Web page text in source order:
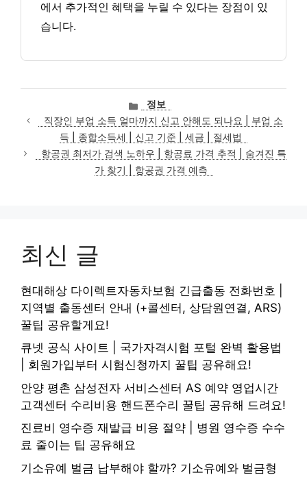
에서 추가적인 혜택을 누릴 수 있다는 장점이 있
습니다.
카
테
고
리
정보
직장인 부업 소득 얼마까지 신고 안해도 되나요 | 부업 소
득 | 종합소득세 | 신고 기준 | 세금 | 절세법
항공권 최저가 검색 노하우 | 항공료 가격 추적 | 숨겨진 특
가 찾기 | 항공권 가격 예측
최신 글
현대해상 다이렉트자동차보험 긴급출동 전화번호 |
지역별 출동센터 안내 (+콜센터, 상담원연결, ARS)
꿀팁 공유할게요!
큐넷 공식 사이트 | 국가자격시험 포털 완벽 활용법
| 회원가입부터 시험신청까지 꿀팁 공유해요!
안양 평촌 삼성전자 서비스센터 AS 예약 영업시간
고객센터 수리비용 핸드폰수리 꿀팁 공유해 드려요!
진료비 영수증 재발급 비용 절약 | 병원 영수증 수수
료 줄이는 팁 공유해요
기소유예 벌금 납부해야 할까? 기소유예와 벌금형